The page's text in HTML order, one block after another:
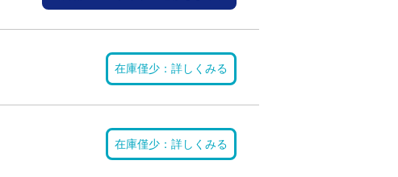
在庫僅少：詳しくみる
在庫僅少：詳しくみる